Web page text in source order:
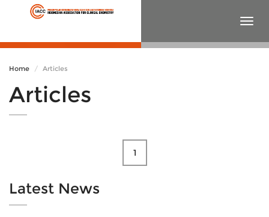
Home Articles
Articles
1
Latest News